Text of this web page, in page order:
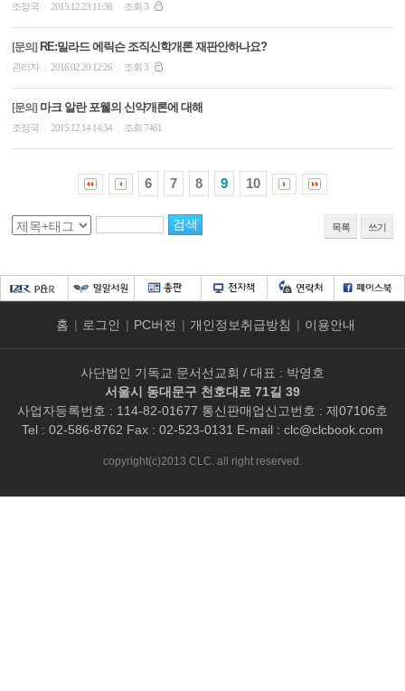
조정국 2015.12.23 11:36 조회 3
[문의] RE:밀라드 에릭슨 조직신학개론 재판안하나요?
관리자 2016.02.20 12:26 조회 3
[문의] 마크 알란 포웰의 신약개론에 대해
조정국 2015.12.14 14:34 조회 7461
6 7 8 9 10
목록 쓰기
홈 | 로그인 | PC버전 | 개인정보취급방침 | 이용안내
사단법인 기독교 문서선교회 / 대표 : 박영호
서울시 동대문구 천호대로 71길 39
사업자등록번호 : 114-82-01677 통신판매업신고번호 : 제07106호
Tel : 02-586-8762 Fax : 02-523-0131 E-mail : clc@clcbook.com
copyright(c)2013 CLC. all right reserved.